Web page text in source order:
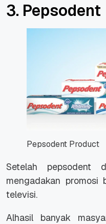
3. Pepsodent
Pepsodent Product
Setelah pepsodent
mengadakan
televisi.
Alhasil banyak